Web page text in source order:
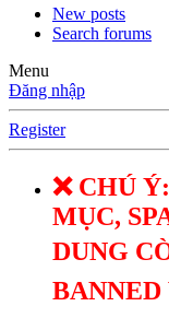
New posts
Search forums
Menu
Đăng nhập
Register
❌ CHÚ
MỤC,
DUNG